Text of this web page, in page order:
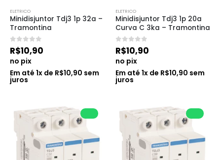
ELETRICO
Minidisjuntor Tdj3 1p 32a –
Tramontina
0 de 5
R$10,90
no pix
Em até 1x de R$10,90 sem
juros
ELETRICO
Minidisjuntor Tdj3 1p 20a
Curva C 3ka – Tramontina
0 de 5
R$10,90
no pix
Em até 1x de R$10,90 sem
juros